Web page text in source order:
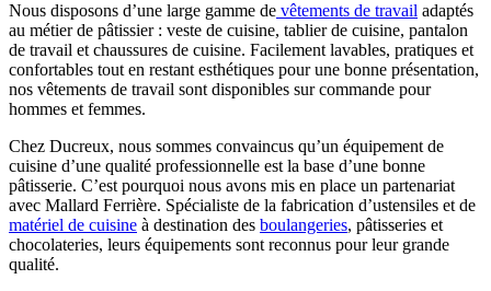
Nous disposons d’une large gamme de vêtements de travail adaptés
au métier de pâtissier : veste de cuisine, tablier de cuisine, pantalon
de travail et chaussures de cuisine. Facilement lavables, pratiques et
confortables tout en restant esthétiques pour une bonne présentation,
nos vêtements de travail sont disponibles sur commande pour
hommes et femmes.
Chez Ducreux, nous sommes convaincus qu’un équipement de
cuisine d’une qualité professionnelle est la base d’une bonne
pâtisserie. C’est pourquoi nous avons mis en place un partenariat
avec Mallard Ferrière. Spécialiste de la fabrication d’ustensiles et de
matériel de cuisine à destination des boulangeries, pâtisseries et
chocolateries, leurs équipements sont reconnus pour leur grande
qualité.